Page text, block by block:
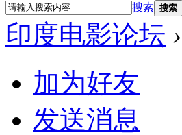
搜索 搜索
印度电影论坛 ›
加为好友
发送消息